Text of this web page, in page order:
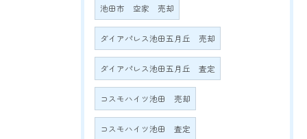
池田市 空家 売却
ダイアパレス池田五月丘 売却
ダイアパレス池田五月丘 査定
コスモハイツ池田 売却
コスモハイツ池田 査定